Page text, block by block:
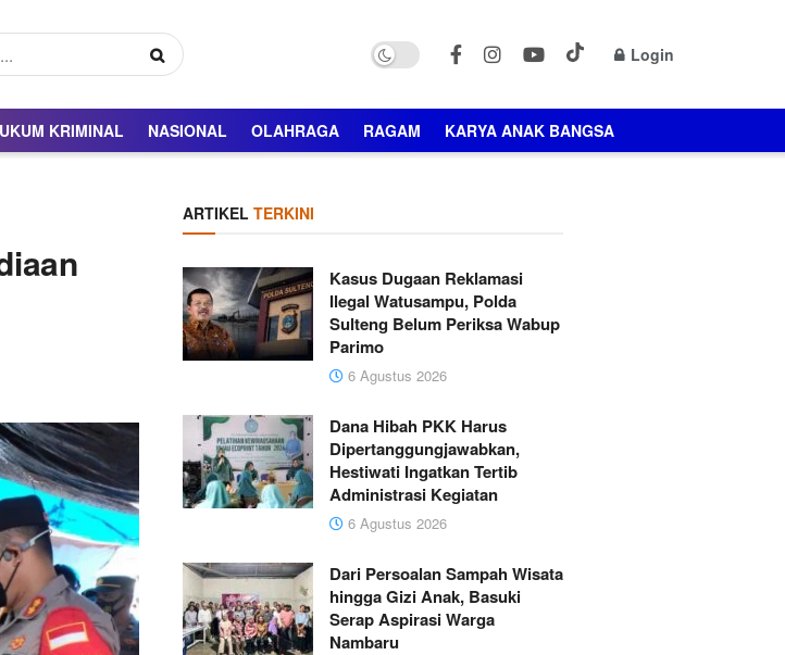
Login
KRIMINAL NASIONAL OLAHRAGA RAGAM KARYA ANAK BANGSA
ARTIKEL TERKINI
Kasus Dugaan Reklamasi
Ilegal Watusampu, Polda
Sulteng Belum Periksa Wabup
Parimo
6 Agustus 2026
Dana Hibah PKK Harus
Dipertanggungjawabkan,
Hestiwati Ingatkan Tertib
Administrasi Kegiatan
6 Agustus 2026
Dari Persoalan Sampah Wisata
hingga Gizi Anak, Basuki
Serap Aspirasi Warga
Nambaru